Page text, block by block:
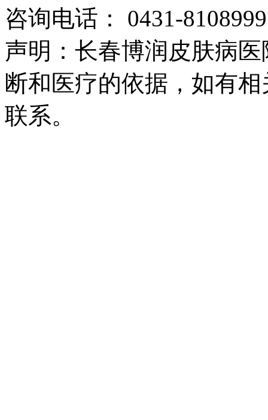
咨询电话： 0431-
声明：长春博润皮肤病
断和医疗的依据，如有
联系。